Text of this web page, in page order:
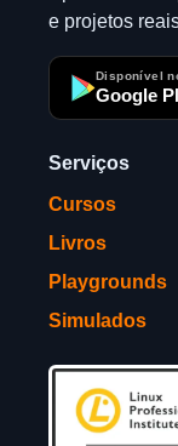
e projetos
Disponível
Google
Serviços
Cursos
Livros
Playgrounds
Simulados